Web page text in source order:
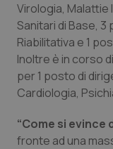
Rene &
Salute orale
Sangue &
Tiroide
Virologia,
Sanitari di Base, 3
Riabilitativa e 1
Inoltre è in corso
per 1 posto di
Cardiologia,
“Come si evince
fronte ad una